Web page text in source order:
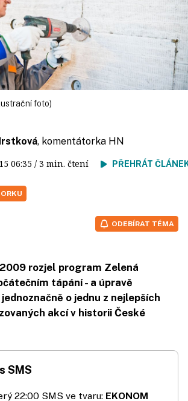
foto)
, komentátorka HN
06:35 / 3 min. čtení PŘEHRÁT
ODEBÍRAT TÉMA
rozjel program Zelená
tápání - a úpravě
o jednu z nejlepších
akcí v historii České
SMS
22:00 SMS ve tvaru: EKONOM